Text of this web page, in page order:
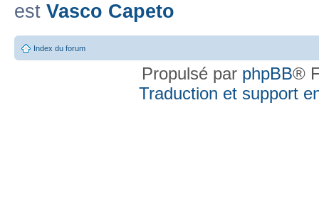
est Vasco Capeto
Index du forum
Propulsé par phpBB®
Traduction et support